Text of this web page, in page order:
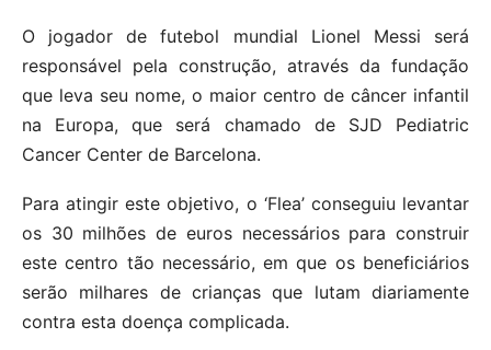
O jogador de futebol mundial Lionel Messi será
responsável pela construção, através da fundação
que leva seu nome, o maior centro de câncer infantil
na Europa, que será chamado de SJD Pediatric
Cancer Center de Barcelona.
Para atingir este objetivo, o ‘Flea’ conseguiu levantar
os 30 milhões de euros necessários para construir
este centro tão necessário, em que os beneficiários
serão milhares de crianças que lutam diariamente
contra esta doença complicada.